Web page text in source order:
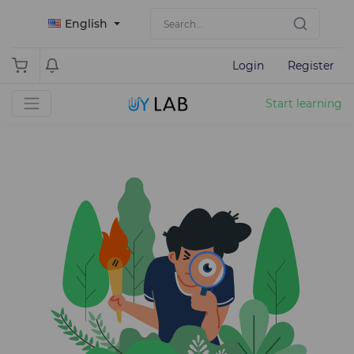
English
Login Register
Start learning